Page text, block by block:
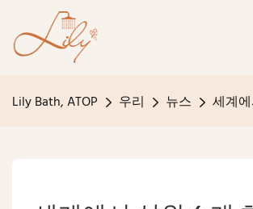
Lily Bath, ATOP 우리 뉴스 세계